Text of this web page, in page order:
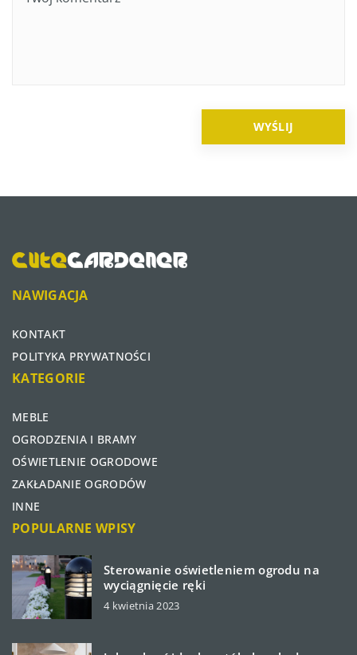
NAWIGACJA
KONTAKT
POLITYKA PRYWATNOŚCI
KATEGORIE
MEBLE
OGRODZENIA I BRAMY
OŚWIETLENIE OGRODOWE
ZAKŁADANIE OGRODÓW
INNE
POPULARNE WPISY
Sterowanie oświetleniem ogrodu na
wyciągnięcie ręki
4 kwietnia 2023